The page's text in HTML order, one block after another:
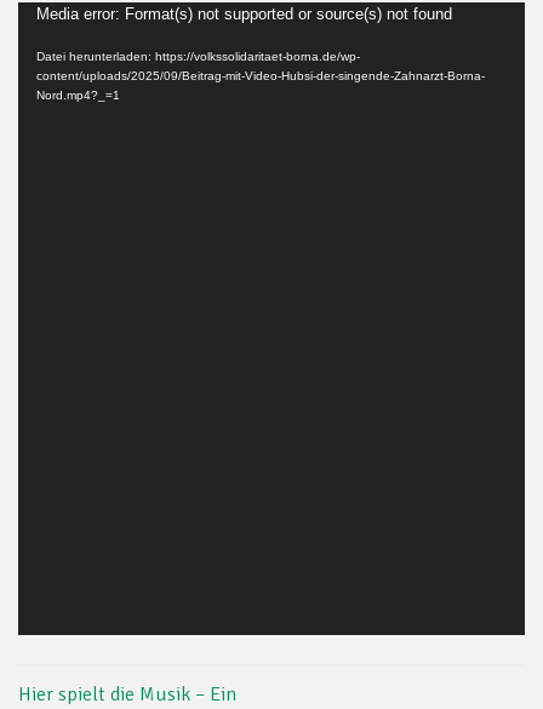
Video-
Media error: Format(s) not supported or source(s) not found
Datei herunterladen: https://volkssolidaritaet-borna.de/wp-
content/uploads/2025/09/Beitrag-mit-Video-Hubsi-der-singende-Zahnarzt-Borna-
Nord.mp4?_=1
Hier spielt die Musik – Ein